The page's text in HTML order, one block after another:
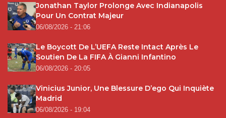
Jonathan Taylor Prolonge Avec Indianapolis
Pour Un Contrat Majeur
06/08/2026 - 21:06
Le Boycott De L’UEFA Reste Intact Après Le
Soutien De La FIFA À Gianni Infantino
06/08/2026 - 20:05
Vinicius Junior, Une Blessure D’ego Qui Inquiète
Madrid
06/08/2026 - 19:04